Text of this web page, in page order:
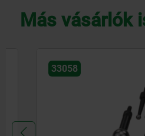
Más vásárlók